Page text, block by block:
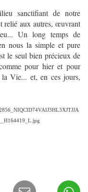
sanctifiant de notre
relié aux autres, œuvrant
Un long temps de
nous la simple et pure
le seul bien précieux de
pour hier et pour
Vie... et, en ces jours,